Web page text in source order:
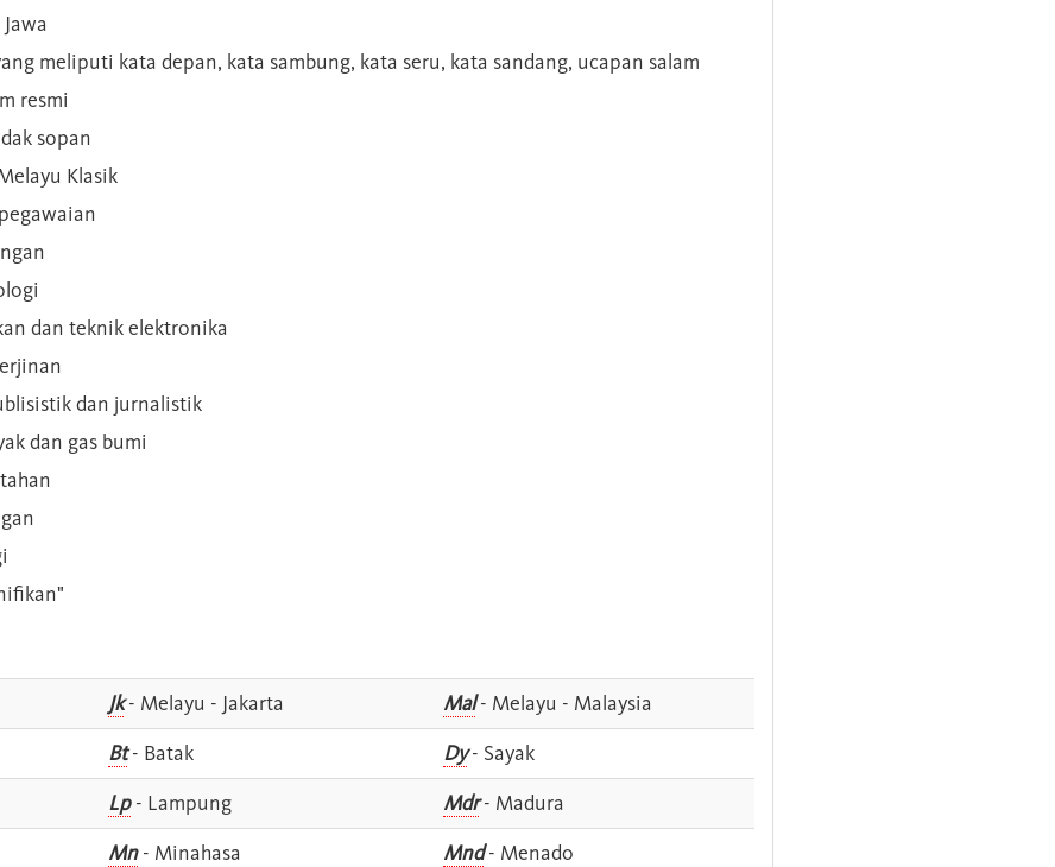
meliputi kata depan, kata sambung, kata seru, kata sandang, ucapan salam
resmi
sopan
Klasik
dan teknik elektronika
dan jurnalistik
dan gas bumi
Jk- Melayu - Jakarta Mal- Melayu - Malaysia
Bt- Batak Dy- Sayak
Lp- Lampung Mdr- Madura
Mn- Minahasa Mnd- Menado